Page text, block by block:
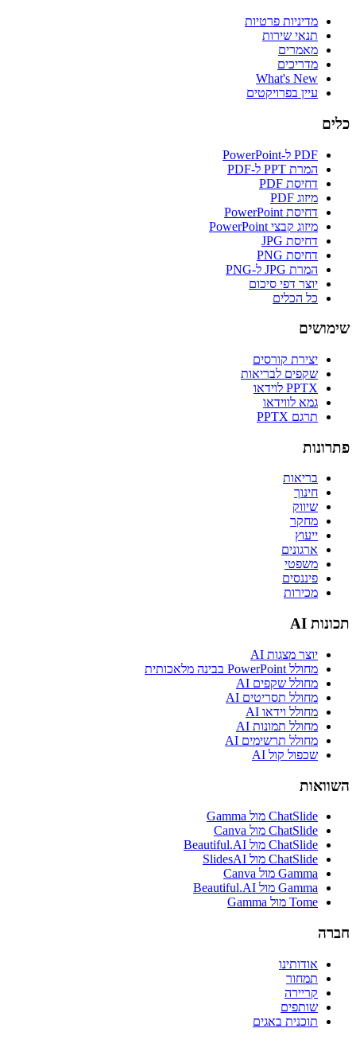
מדיניות פרטיות
תנאי שירות
מאמרים
מדריכים
What's New
עיין בפרויקטים
כלים
PDF ל-PowerPoint
המרת PPT ל-PDF
דחיסת PDF
מיזוג PDF
דחיסת PowerPoint
מיזוג קבצי PowerPoint
דחיסת JPG
דחיסת PNG
המרת JPG ל-PNG
יוצר דפי סיכום
כל הכלים
שימושים
יצירת קורסים
שקפים לבריאות
PPTX לוידאו
גמא לווידאו
תרגם PPTX
פתרונות
בריאות
חינוך
שיווק
מחקר
ייעוץ
ארגונים
משפטי
פיננסים
מכירות
תכונות AI
יוצר מצגות AI
מחולל PowerPoint בבינה מלאכותית
מחולל שקפים AI
מחולל תסריטים AI
מחולל וידאו AI
מחולל תמונות AI
מחולל תרשימים AI
שכפול קול AI
השוואות
ChatSlide מול Gamma
ChatSlide מול Canva
ChatSlide מול Beautiful.AI
ChatSlide מול SlidesAI
Gamma מול Canva
Gamma מול Beautiful.AI
Tome מול Gamma
חברה
אודותינו
תמחור
קריירה
שותפים
תוכנית באגים